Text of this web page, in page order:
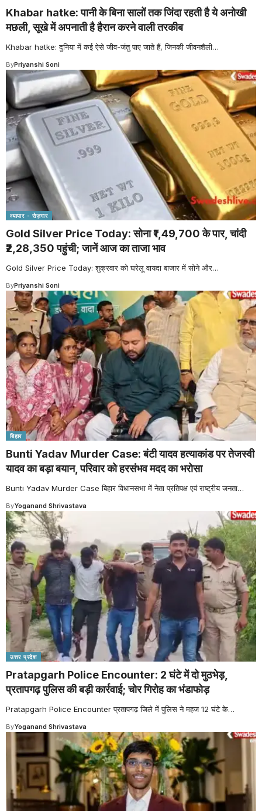
Khabar hatke: पानी के बिना सालों तक जिंदा रहती है ये अनोखी
मछली, सूखे में अपनाती है हैरान करने वाली तरकीब
Khabar hatke: दुनिया में कई ऐसे जीव-जंतु पाए जाते हैं, जिनकी जीवनशैली…
ByPriyanshi Soni
व्यापार - रोज़गार
Gold Silver Price Today: सोना ₹1,49,700 के पार, चांदी
₹2,28,350 पहुंची; जानें आज का ताजा भाव
Gold Silver Price Today: शुक्रवार को घरेलू वायदा बाजार में सोने और…
ByPriyanshi Soni
बिहार
Bunti Yadav Murder Case: बंटी यादव हत्याकांड पर तेजस्वी
यादव का बड़ा बयान, परिवार को हरसंभव मदद का भरोसा
Bunti Yadav Murder Case बिहार विधानसभा में नेता प्रतिपक्ष एवं राष्ट्रीय जनता…
ByYoganand Shrivastava
उत्तर प्रदेश
Pratapgarh Police Encounter: 2 घंटे में दो मुठभेड़,
प्रतापगढ़ पुलिस की बड़ी कार्रवाई; चोर गिरोह का भंडाफोड़
Pratapgarh Police Encounter प्रतापगढ़ जिले में पुलिस ने महज 12 घंटे के…
ByYoganand Shrivastava